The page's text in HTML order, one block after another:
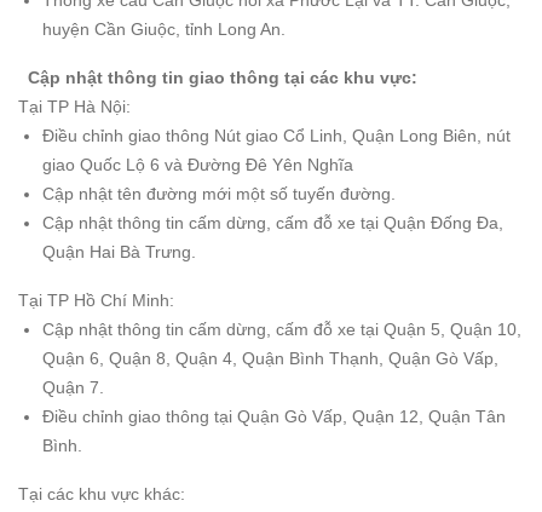
huyện Cần Giuộc, tỉnh Long An.
Cập nhật thông tin giao thông tại các khu vực:
Tại TP Hà Nội:
Điều chỉnh giao thông Nút giao Cổ Linh, Quận Long Biên, nút
giao Quốc Lộ 6 và Đường Đê Yên Nghĩa
Cập nhật tên đường mới một số tuyến đường.
Cập nhật thông tin cấm dừng, cấm đỗ xe tại Quận Đống Đa,
Quận Hai Bà Trưng.
Tại TP Hồ Chí Minh:
Cập nhật thông tin cấm dừng, cấm đỗ xe tại Quận 5, Quận 10,
Quận 6, Quận 8, Quận 4, Quận Bình Thạnh, Quận Gò Vấp,
Quận 7.
Điều chỉnh giao thông tại Quận Gò Vấp, Quận 12, Quận Tân
Bình.
Tại các khu vực khác: